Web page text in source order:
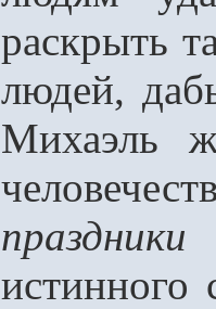
раскрыть
людей,
Михаэль
праздники
истинного